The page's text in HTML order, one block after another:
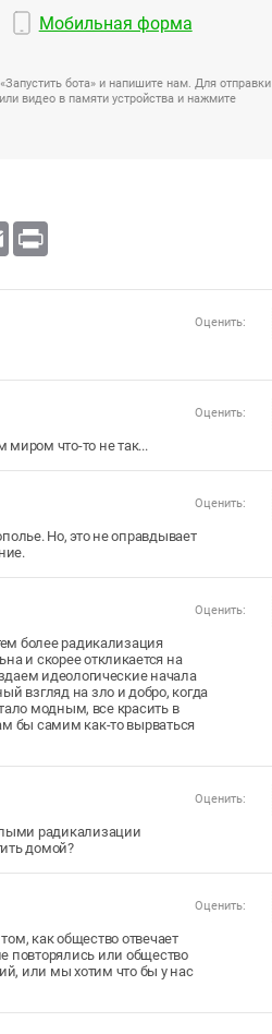
Мобильная форма
бота» и напишите нам. Для отправки
видео в памяти устройства и нажмите
Email
Оценить:
Оценить:
миром что-то не так...
Оценить:
Но, это не оправдывает
Оценить:
более радикализация
и скорее откликается на
идеологические начала
взгляд на зло и добро, когда
модным, все красить в
бы самим как-то вырваться
Оценить:
радикализации
домой?
Оценить:
как общество отвечает
повторялись или общество
или мы хотим что бы у нас